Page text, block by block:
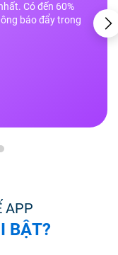
Có đến 60%
báo đẩy trong
APP
BẬT?